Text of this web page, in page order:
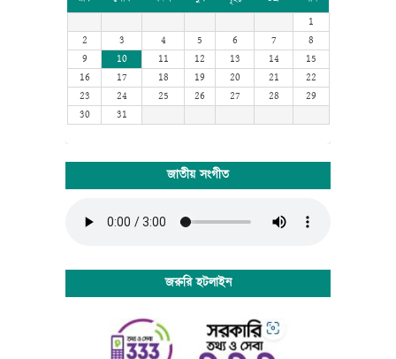
available for many years on adhesive sheets in different
sizes and typefaces from a company called Letraset.
When computers came along, Aldus included lorem
ipsum in its PageMaker publishing software, and you
now see it wherever designers, content designers, art
directors, user interface developers and web designer
are at work. They use it daily when using programs
FrontPage, PageMaker, FrameMaker, Illustrator, Flash,
the printing and design industry. It is intended to show
dummy text ever since the 1500:s, when an unknown
printer took a galley of type and scrambled it to make a
available for many years on adhesive sheets in different
sizes and typefaces from a company called Letraset.
1
2
3 4 5 6 7
8
9
10 11 12 13 14
15
16
17 18 19 20 21
22
23
24 25 26 27 28
29
30
31
জাতীয় সংগীত
জরুরি হটলাইন